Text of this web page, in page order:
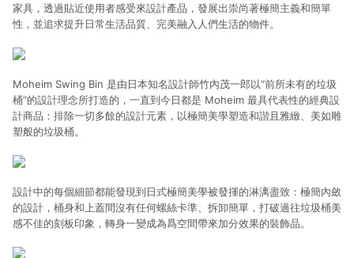
家具，透過貼近使用者感受來設計產品，發展出崇尚著極簡主義和簡單
性，並追求提升日常生活品質、完美融入人們生活的物件。
Moheim Swing Bin 是由日本知名設計師竹內茂一郎以“前所未有的垃圾
桶”的設計理念所打造的，一直到今日都是 Moheim 最具代表性的經典設
計商品：排除一切多餘的設計元素，以極簡美學塑造和諧且雅緻、美如雕
塑般的垃圾桶。
設計中的每個細節都能發現到日式極簡美學被發揮的淋漓盡致：極簡內斂
的設計，桶身和上蓋間沒有任何螺絲卡準、拆卸簡單，打破過往垃圾桶美
感不佳的刻板印象，轉身一變成為爲空間帶來加分效果的裝飾品。